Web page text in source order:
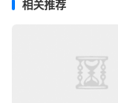
相关推荐